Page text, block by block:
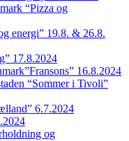
“Pizza og
energi” 19.8. & 26.8.
17.8.2024
16.8.2024
“Sommer i Tivoli”
6.7.2024
og